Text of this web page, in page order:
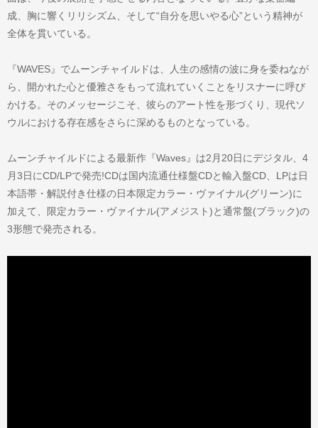
成、胸に響くリリシズム、そして“自分を思いやる心”という精神が
全体を貫いている。
『WAVES』でムーンチャイルドは、人生の感情の波に身を委ねなが
ら、開かれた心と優雅さをもって流れていくことをリスナーに呼び
かける。そのメッセージこそ、彼らのアート性を形づくり、現代ソ
ウルにおける存在感をさらに深めるものとなっている。
ムーンチャイルドによる最新作『Waves』は2月20日にデジタル、4
月3日にCD/LPで発売!CDは国内流通仕様盤CDと輸入盤CD、LPは日
本語帯・解説付き仕様の日本限定カラー・ヴァイナル(グリーン)に
加えて、限定カラー・ヴァイナル(アメジスト)と通常盤(ブラック)の
3形態で発売される。